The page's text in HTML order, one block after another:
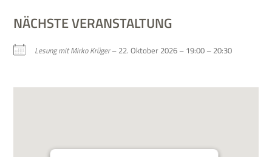
NÄCHSTE VERANSTALTUNG
Lesung mit Mirko Krü­ger– 22. Okto­ber 2026 – 19:00 – 20:30